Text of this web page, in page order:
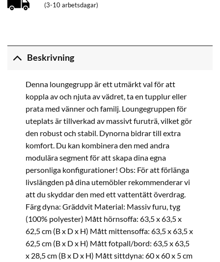
(3-10 arbetsdagar)
Beskrivning
Denna loungegrupp är ett utmärkt val för att
koppla av och njuta av vädret, ta en tupplur eller
prata med vänner och familj. Loungegruppen för
uteplats är tillverkad av massivt furuträ, vilket gör
den robust och stabil. Dynorna bidrar till extra
komfort. Du kan kombinera den med andra
modulära segment för att skapa dina egna
personliga konfigurationer! Obs: För att förlänga
livslängden på dina utemöbler rekommenderar vi
att du skyddar den med ett vattentätt överdrag.
Färg dyna: Gräddvit Material: Massiv furu, tyg
(100% polyester) Mått hörnsoffa: 63,5 x 63,5 x
62,5 cm (B x D x H) Mått mittensoffa: 63,5 x 63,5 x
62,5 cm (B x D x H) Mått fotpall/bord: 63,5 x 63,5
x 28,5 cm (B x D x H) Mått sittdyna: 60 x 60 x 5 cm